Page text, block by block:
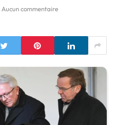
Aucun commentaire